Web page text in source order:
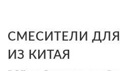
СМЕСИТЕЛИ
ИЗ КИТАЯ